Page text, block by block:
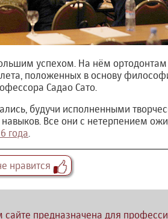
успехом. На нём
положенных в основу
Садао Сато.
будучи исполненными
Все они с нетерпением
года.
нравится
предназначена для